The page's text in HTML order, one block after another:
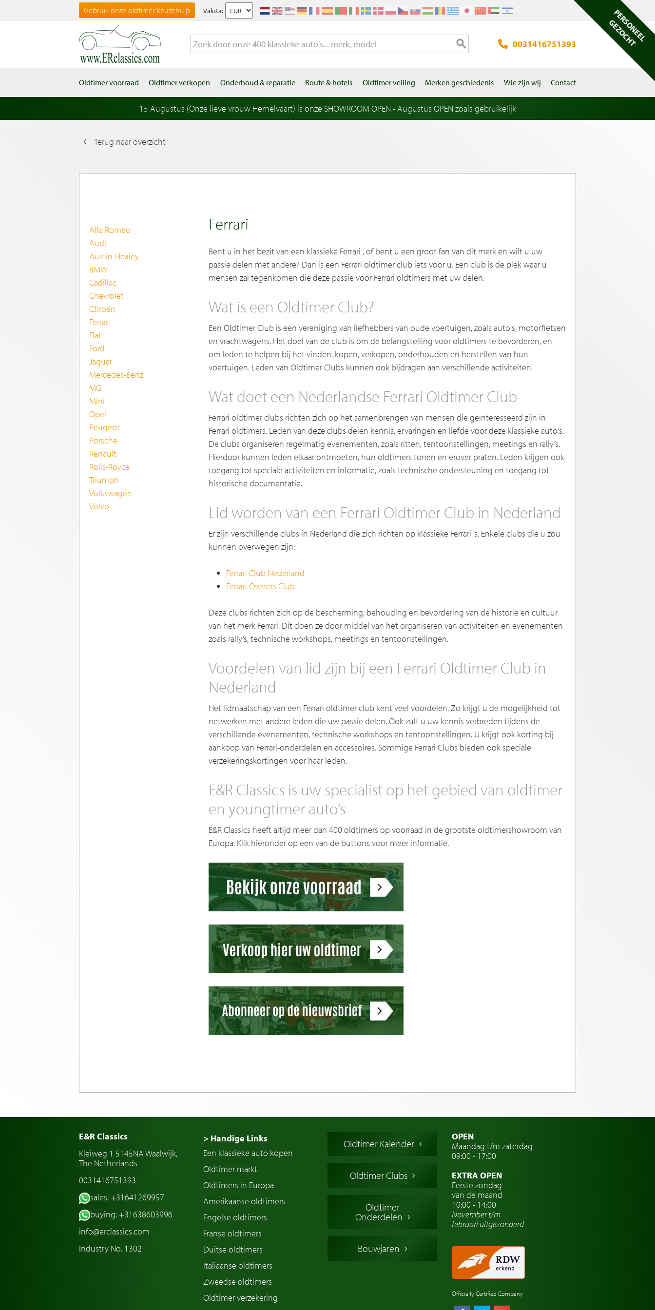
Gebruik onze oldtimer keuzehulp Valuta:
0031416751393
Oldtimer voorraad Oldtimer verkopen Onderhoud & reparatie Route & hotels Oldtimer veiling Merken geschiedenis Wie zijn wij Contact
15 Augustus (Onze lieve vrouw Hemelvaart) is onze SHOWROOM OPEN - Augustus OPEN zoals gebruikelijk
Terug naar overzicht
Alfa Romeo
Audi
Austin-Healey
BMW
Cadillac
Chevrolet
Ctiroën
Ferrari
Fiat
Ford
Jaguar
Mercedes-Benz
MG
Mini
Opel
Peugeot
Porsche
Renault
Rolls-Royce
Triumph
Volkswagen
Volvo
Ferrari
Bent u in het bezit van een klassieke Ferrari , of bent u een groot fan van dit merk en wilt u uw
passie delen met andere? Dan is een Ferrari oldtimer club iets voor u. Een club is de plek waar u
mensen zal tegenkomen die deze passie voor Ferrari oldtimers met uw delen.
Wat is een Oldtimer Club?
Een Oldtimer Club is een vereniging van liefhebbers van oude voertuigen, zoals auto's, motorfietsen
en vrachtwagens. Het doel van de club is om de belangstelling voor oldtimers te bevorderen, en
om leden te helpen bij het vinden, kopen, verkopen, onderhouden en herstellen van hun
voertuigen. Leden van Oldtimer Clubs kunnen ook bijdragen aan verschillende activiteiten.
Wat doet een Nederlandse Ferrari Oldtimer Club
Ferrari oldtimer clubs richten zich op het samenbrengen van mensen die geïnteresseerd zijn in
Ferrari oldtimers. Leden van deze clubs delen kennis, ervaringen en liefde voor deze klassieke auto's.
De clubs organiseren regelmatig evenementen, zoals ritten, tentoonstellingen, meetings en rally’s.
Hierdoor kunnen leden elkaar ontmoeten, hun oldtimers tonen en erover praten. Leden krijgen ook
toegang tot speciale activiteiten en informatie, zoals technische ondersteuning en toegang tot
historische documentatie.
Lid worden van een Ferrari Oldtimer Club in Nederland
Er zijn verschillende clubs in Nederland die zich richten op klassieke Ferrari ’s. Enkele clubs die u zou
kunnen overwegen zijn:
Ferrari Club Nederland
Ferrari Owners Club
Deze clubs richten zich op de bescherming, behouding en bevordering van de historie en cultuur
van het merk Ferrari. Dit doen ze door middel van het organiseren van activiteiten en evenementen
zoals rally’s, technische workshops, meetings en tentoonstellingen.
Voordelen van lid zijn bij een Ferrari Oldtimer Club in
Nederland
Het lidmaatschap van een Ferrari oldtimer club kent veel voordelen. Zo krijgt u de mogelijkheid tot
netwerken met andere leden die uw passie delen. Ook zult u uw kennis verbreden tijdens de
verschillende evenementen, technische workshops en tentoonstellingen. U krijgt ook korting bij
aankoop van Ferrari-onderdelen en accessoires. Sommige Ferrari Clubs bieden ook speciale
verzekeringskortingen voor haar leden.
E&R Classics is uw specialist op het gebied van oldtimer
en youngtimer auto’s
E&R Classics heeft altijd meer dan 400 oldtimers op voorraad in de grootste oldtimershowroom van
Europa. Klik hieronder op een van de buttons voor meer informatie.
E&R Classics
Kleiweg 1 5145NA Waalwijk,
The Netherlands
0031416751393
sales: +31641269957
buying: +31638603996
info@erclassics.com
Industry No. 1302
> Handige Links
Een klassieke auto kopen
Oldtimer markt
Oldtimers in Europa
Amerikaanse oldtimers
Engelse oldtimers
Franse oldtimers
Duitse oldtimers
Italiaanse oldtimers
Zweedse oldtimers
Oldtimer verzekering
Oldtimer Kalender
Oldtimer Clubs
Oldtimer
Onderdelen
Bouwjaren
OPEN
Maandag t/m zaterdag
09:00 - 17:00
EXTRA OPEN
Eerste zondag
van de maand
10:00 - 14:00
November t/m
februariuitgezonderd
Officially Certified Company
PERSONEEL
GEZOCHT